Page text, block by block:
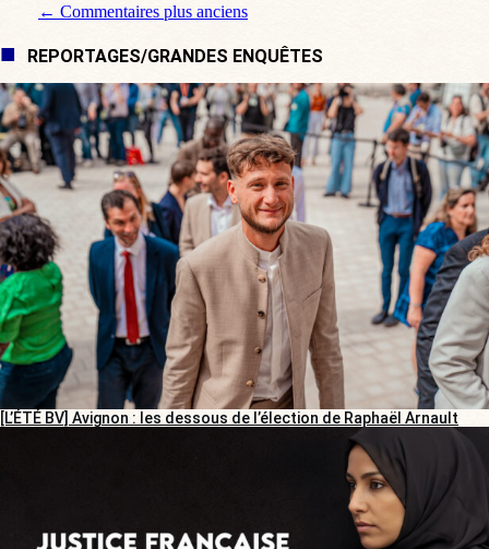
Navigation de commentaire
← Commentaires plus anciens
REPORTAGES/GRANDES ENQUÊTES
[L’ÉTÉ BV] Avignon : les dessous de l’élection de Raphaël Arnault